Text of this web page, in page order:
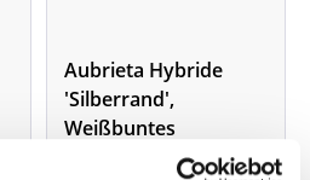
Aubrieta Hybride
'Silberrand',
Weißbuntes